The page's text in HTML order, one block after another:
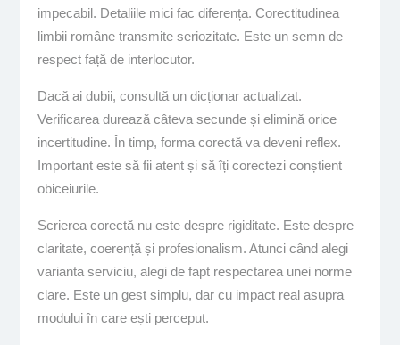
impecabil. Detaliile mici fac diferența. Corectitudinea
limbii române transmite seriozitate. Este un semn de
respect față de interlocutor.
Dacă ai dubii, consultă un dicționar actualizat.
Verificarea durează câteva secunde și elimină orice
incertitudine. În timp, forma corectă va deveni reflex.
Important este să fii atent și să îți corectezi conștient
obiceiurile.
Scrierea corectă nu este despre rigiditate. Este despre
claritate, coerență și profesionalism. Atunci când alegi
varianta serviciu, alegi de fapt respectarea unei norme
clare. Este un gest simplu, dar cu impact real asupra
modului în care ești perceput.